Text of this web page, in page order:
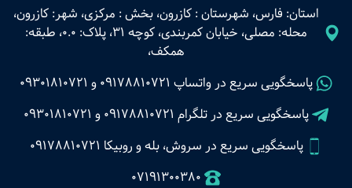
استان: فارس، شهرستان : کازرون، بخش : مرکزی، شهر: کازرون،
محله: مصلی، خیابان کمربندی، کوچه 31، پلاک: 0.0، طبقه:
همکف،
پاسخگویی سریع در واتساپ 09178810721 و 09301810721
پاسخگویی سریع در تلگرام 09178810721 و 09301810721
پاسخگویی سریع در سروش، بله و روبیکا 09178810721
07191300380